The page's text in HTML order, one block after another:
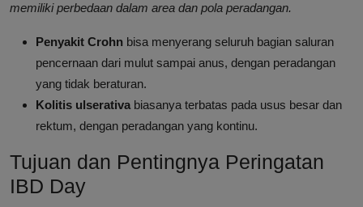
memiliki perbedaan dalam area dan pola peradangan.
Penyakit Crohn bisa menyerang seluruh bagian saluran
pencernaan dari mulut sampai anus, dengan peradangan
yang tidak beraturan.
Kolitis ulserativabiasanya terbatas pada usus besar dan
rektum, dengan peradangan yang kontinu.
Tujuan dan Pentingnya Peringatan
IBD Day